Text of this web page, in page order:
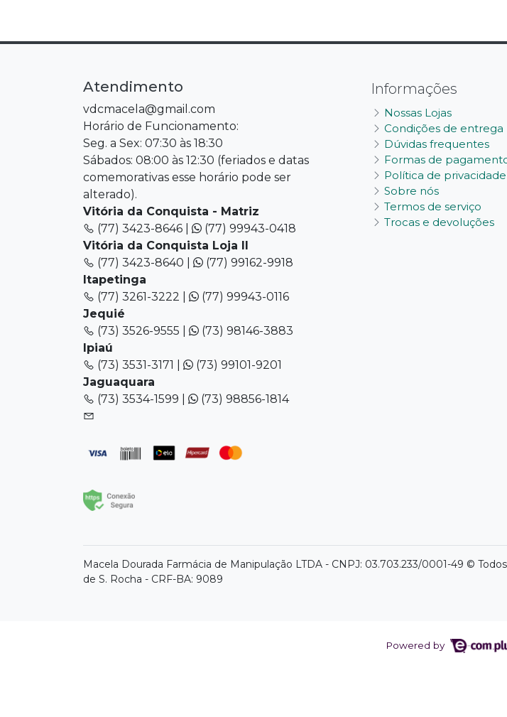
Informações
Nossas Lojas
Condições de entrega
Dúvidas frequentes
Formas de
Política de privacidade
Sobre nós
Termos de serviço
Trocas e devoluções
Atendimento
vdcmacela@gmail.com
Horário de Funcionamento:
Seg. a Sex: 07:30 às 18:30
Sábados: 08:00 às 12:30 (feriados e datas
comemorativas esse horário pode ser
alterado).
Vitória da Conquista - Matriz
(77) 3423-8646 |
(77) 99943-0418
Vitória da Conquista Loja II
(77) 3423-8640 |
(77) 99162-9918
Itapetinga
(77) 3261-3222 |
(77) 99943-0116
Jequié
(73) 3526-9555 |
(73) 98146-3883
Ipiaú
(73) 3531-3171 |
(73) 99101-9201
Jaguaquara
(73) 3534-1599 |
(73) 98856-1814
Macela Dourada Farmácia de Manipulação LTDA - CNPJ: 03.703.233/0001-49 ©
de S. Rocha - CRF-BA: 9089
Powered by